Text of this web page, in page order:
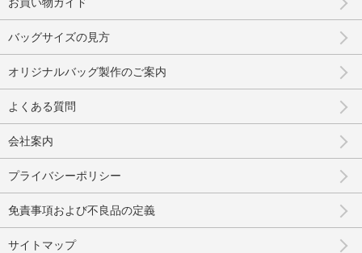
バッグサイズの見方
オリジナルバッグ製作のご案内
よくある質問
会社案内
プライバシーポリシー
免責事項および不良品の定義
サイトマップ